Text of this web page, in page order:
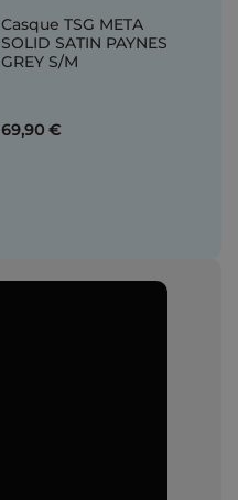
Casque TSG META
SOLID SATIN PAYNES
GREY S/M
69,90 €